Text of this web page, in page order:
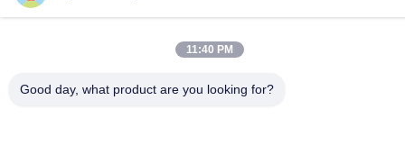
전화
18665866730-18665866730 11:40 PM
Good day, what product are you looking for?